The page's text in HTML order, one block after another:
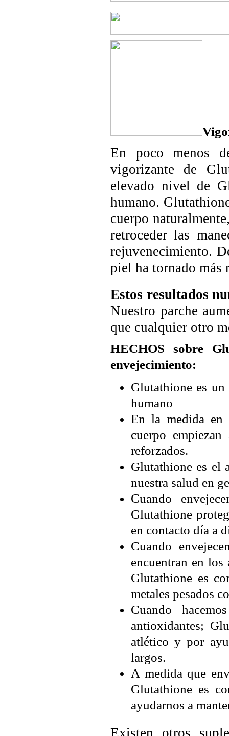
En poco menos
vigorizante de
elevado nivel de
humano.
cuerpo
retroceder las
rejuvenecimiento.
piel ha tornado más
Estos resultados
Nuestro parche
que cualquier otro
HECHOS sobre
envejecimiento:
Glutathione es un
humano
En la medida en
cuerpo
reforzados.
Glutathione es el
nuestra salud en
Cuando
Glutathione
en contacto día a
Cuando
encuentran en
Glutathione es
metales pesados
Cuando
antioxidantes;
atlético y por
largos.
A medida que
Glutathione es
ayudarnos a
Existen otros